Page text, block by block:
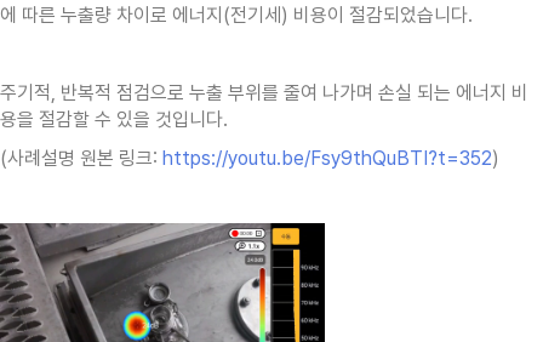
에 따른 누출량 차이로 에너지(전기세) 비용이 절감되었습니다.
주기적, 반복적 점검으로 누출 부위를 줄여 나가며 손실 되는 에너지 비
용을 절감할 수 있을 것입니다.
(사례설명 원본 링크: https://youtu.be/Fsy9thQuBTI?t=352)